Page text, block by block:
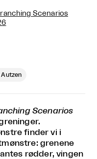
Scenarios
Autzen
Scenarios
finder vi i
grenene
rødder, vingen